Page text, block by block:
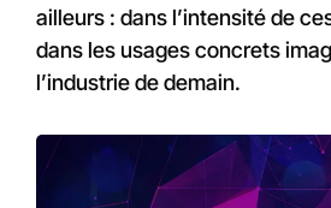
ailleurs : dans l’intensité de
dans les usages concrets
l’industrie de demain.